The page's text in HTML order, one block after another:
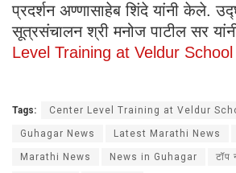
प्रदर्शन अण्णासाहेब शिंदे यांनी केले.
सूत्रसंचालन श्री मनोज पाटील सर
Level Training at Veldur School
Tags: Center Level Training at Veldur
Guhagar News Latest Marathi News
Marathi News News in Guhagar टॉप